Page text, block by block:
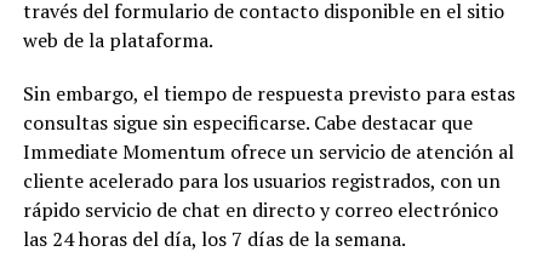
través del formulario de contacto disponible en el sitio
web de la plataforma.
Sin embargo, el tiempo de respuesta previsto para estas
consultas sigue sin especificarse. Cabe destacar que
Immediate Momentum ofrece un servicio de atención al
cliente acelerado para los usuarios registrados, con un
rápido servicio de chat en directo y correo electrónico
las 24 horas del día, los 7 días de la semana.